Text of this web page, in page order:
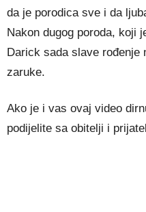
da je porodica sve i da
Nakon dugog poroda, koji
Darick sada slave rođenje
zaruke.
Ako je i vas ovaj video
podijelite sa obitelji i